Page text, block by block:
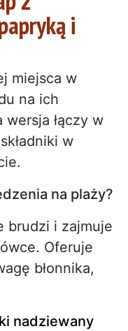
i
miejsca w
na ich
wersja łączy w
w
na plaży?
brudzi i zajmuje
Oferuje
błonnika,
nadziewany